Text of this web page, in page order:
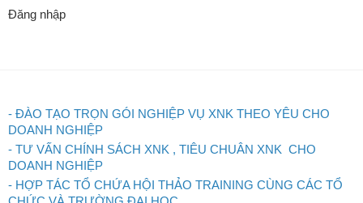
Đăng nhập
- ĐÀO TẠO TRỌN GÓI NGHIỆP VỤ XNK THEO YÊU CHO
DOANH NGHIỆP
- TƯ VẤN CHÍNH SÁCH XNK , TIÊU CHUÂN XNK CHO
DOANH NGHIỆP
- HỢP TÁC TỔ CHỨA HỘI THẢO TRAINING CÙNG CÁC TỔ